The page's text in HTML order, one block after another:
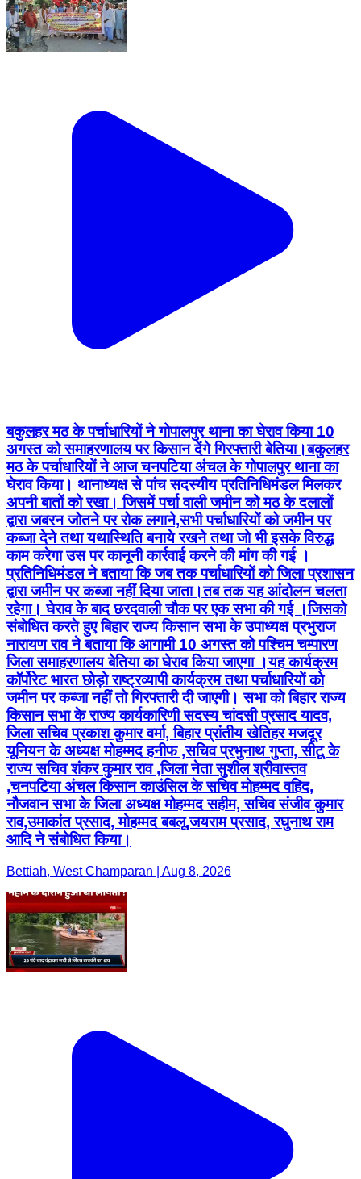
बकुलहर मठ के पर्चाधारियों ने गोपालपुर थाना का घेराव किया 10
अगस्त को समाहरणालय पर किसान देंगे गिरफ्तारी बेतिया।बकुलहर
मठ के पर्चाधारियों ने आज चनपटिया अंचल के गोपालपुर थाना का
घेराव किया। थानाध्यक्ष से पांच सदस्यीय प्रतिनिधिमंडल मिलकर
अपनी बातों को रखा। जिसमें पर्चा वाली जमीन को मठ के दलालों
द्वारा जबरन जोतने पर रोक लगाने,सभी पर्चाधारियों को जमीन पर
कब्जा देने तथा यथास्थिति बनाये रखने तथा जो भी इसके विरुद्ध
काम करेगा उस पर कानूनी कार्रवाई करने की मांग की गई ।
प्रतिनिधिमंडल ने बताया कि जब तक पर्चाधारियों को जिला प्रशासन
द्वारा जमीन पर कब्जा नहीं दिया जाता।तब तक यह आंदोलन चलता
रहेगा। घेराव के बाद छरदवाली चौक पर एक सभा की गई ।जिसको
संबोधित करते हुए बिहार राज्य किसान सभा के उपाध्यक्ष प्रभुराज
नारायण राव ने बताया कि आगामी 10 अगस्त को पश्चिम चम्पारण
जिला समाहरणालय बेतिया का घेराव किया जाएगा ।यह कार्यक्रम
कॉर्पोरेट भारत छोड़ो राष्ट्रव्यापी कार्यक्रम तथा पर्चाधारियों को
जमीन पर कब्जा नहीं तो गिरफ्तारी दी जाएगी। सभा को बिहार राज्य
किसान सभा के राज्य कार्यकारिणी सदस्य चांदसी प्रसाद यादव,
जिला सचिव प्रकाश कुमार वर्मा, बिहार प्रांतीय खेतिहर मजदूर
यूनियन के अध्यक्ष मोहम्मद हनीफ ,सचिव प्रभुनाथ गुप्ता, सीटू के
राज्य सचिव शंकर कुमार राव ,जिला नेता सुशील श्रीवास्तव
,चनपटिया अंचल किसान काउंसिल के सचिव मोहम्मद वहिद,
नौजवान सभा के जिला अध्यक्ष मोहम्मद सहीम, सचिव संजीव कुमार
राव,उमाकांत प्रसाद, मोहम्मद बबलू,जयराम प्रसाद, रघुनाथ राम
आदि ने संबोधित किया।
Bettiah, West Champaran | Aug 8, 2026